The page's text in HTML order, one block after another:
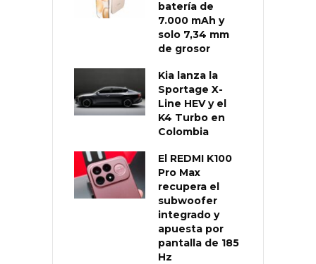
batería de
7.000 mAh y
solo 7,34 mm
de grosor
Kia lanza la
Sportage X-
Line HEV y el
K4 Turbo en
Colombia
El REDMI K100
Pro Max
recupera el
subwoofer
integrado y
apuesta por
pantalla de 185
Hz